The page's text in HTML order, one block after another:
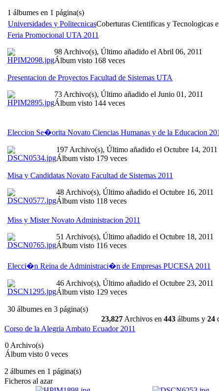
1 álbumes en 1 página(s)
Universidades y PolitecnicasCoberturas Cientificas y Tecnologicas
Feria Promocional UTA 2011
98 Archivo(s), Último añadido el Abril 06, 2011
Álbum visto 168 veces
Presentacion de Proyectos Facultad de Sistemas UTA
73 Archivo(s), Último añadido el Junio 01, 2011
Álbum visto 144 veces
Eleccion Se�orita Novato Ciencias Humanas y de la Educacion
197 Archivo(s), Último añadido el Octubre 14, 2011
Álbum visto 179 veces
Misa y Candidatas Novato Facultad de Sistemas 2011
48 Archivo(s), Último añadido el Octubre 16, 2011
Álbum visto 118 veces
Miss y Mister Novato Administracion 2011
51 Archivo(s), Último añadido el Octubre 18, 2011
Álbum visto 116 veces
Elecci�n Reina de Administraci�n de Empresas PUCESA 2011
46 Archivo(s), Último añadido el Octubre 23, 2011
Álbum visto 129 veces
30 álbumes en 3 página(s)
23,827 Archivos en 443 álbums y 24
Corso de la Alegria Ambato Ecuador 2011
0 Archivo(s)
Álbum visto 0 veces
2 álbumes en 1 página(s)
Ficheros al azar